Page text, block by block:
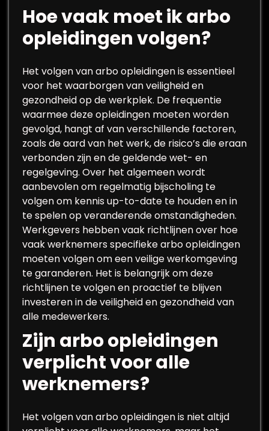
Hoe vaak moet ik arbo
opleidingen volgen?
Het volgen van arbo opleidingen is essentieel
voor het waarborgen van veiligheid en
gezondheid op de werkplek. De frequentie
waarmee deze opleidingen moeten worden
gevolgd, hangt af van verschillende factoren,
zoals de aard van het werk, de risico’s die eraan
verbonden zijn en de geldende wet- en
regelgeving. Over het algemeen wordt
aanbevolen om regelmatig bijscholing te
volgen om kennis up-to-date te houden en in
te spelen op veranderende omstandigheden.
Werkgevers hebben vaak richtlijnen over hoe
vaak werknemers specifieke arbo opleidingen
moeten volgen om een veilige werkomgeving
te garanderen. Het is belangrijk om deze
richtlijnen te volgen en proactief te blijven
investeren in de veiligheid en gezondheid van
alle medewerkers.
Zijn arbo opleidingen
verplicht voor alle
werknemers?
Het volgen van arbo opleidingen is niet altijd